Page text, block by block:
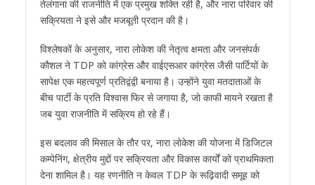
तेलंगाना की राजनीति में एक प्रमुख शक्ति रही है, और नारा परिवार की
सक्रियता ने इसे और मजबूती प्रदान की है।
विश्लेषकों के अनुसार, नारा लोकेश की नेतृत्व क्षमता और जनसंपर्क
कौशल ने TDP को कांग्रेस और वाईएसआर कांग्रेस जैसी पार्टियों के
सापेक्ष एक महत्वपूर्ण प्रतिद्वंद्वी बनाया है। उन्होंने युवा मतदाताओं के
बीच पार्टी के प्रति विश्वास फिर से जगाया है, जो काफी मायने रखता है
जब युवा राजनीति में सक्रिय हो रहे हैं।
इस बदलाव की मिसाल के तौर पर, नारा लोकेश की योजना में डिजिटल
कम्पेनिंग, क्षेत्रीय मुद्दों पर सक्रियता और विकास कार्यों को प्राथमिकता
देना शामिल है। यह रणनीति न केवल TDP के रूढ़िवादी समूह को